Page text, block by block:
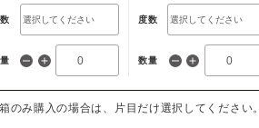
度数
数量
のみ購入の場合は、片目だけ選択してください。